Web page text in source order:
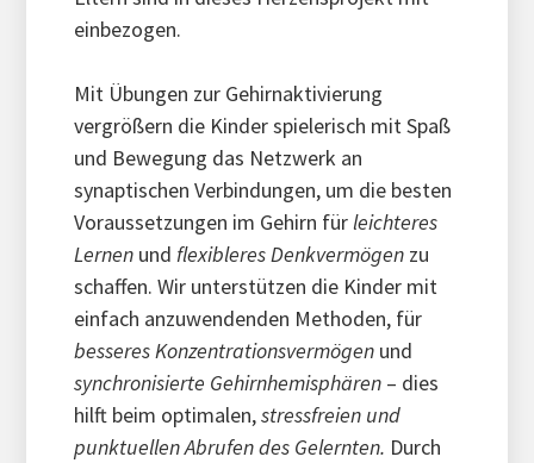
einbezogen.
Mit Übungen zur Gehirnaktivierung
vergrößern die Kinder spielerisch mit Spaß
und Bewegung das Netzwerk an
synaptischen Verbindungen, um die besten
Voraussetzungen im Gehirn fürleichteres
Lernen undflexibleres Denkvermögen zu
schaffen. Wir unterstützen die Kinder mit
einfach anzuwendenden Methoden, für
besseres Konzentrationsvermögen und
synchronisierte Gehirnhemisphären – dies
hilft beim optimalen,stressfreien und
punktuellen Abrufen des Gelernten. Durch